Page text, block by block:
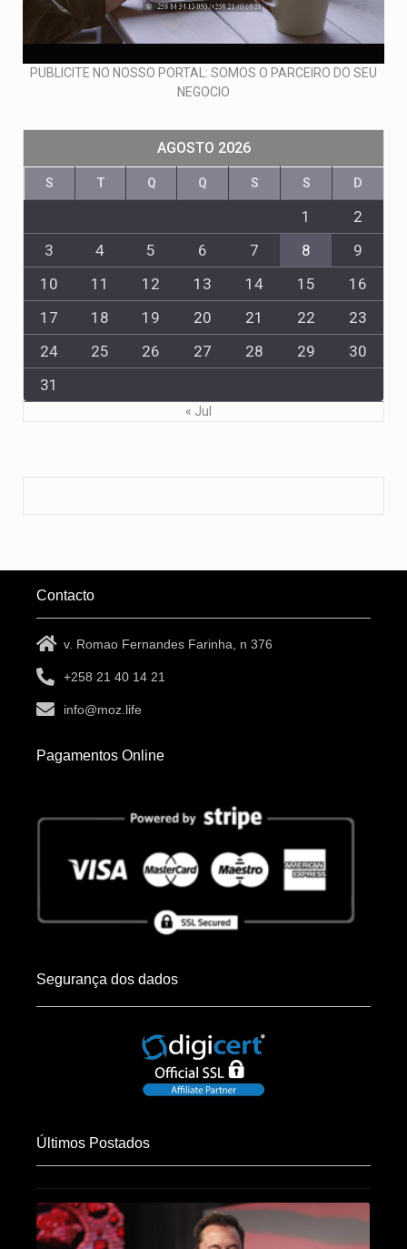
PUBLICITE NO NOSSO PORTAL: SOMOS O PARCEIRO DO SEU
NEGOCIO
AGOSTO 2026
S T Q Q S S D
1
2
3
4 5 6 7 8
9
10
11 12 13 14 15
16
17
18 19 20 21 22
23
24
25 26 27 28 29
30
31
« Jul
Contacto
v. Romao Fernandes Farinha, n 376
+258 21 40 14 21
info@moz.life
Pagamentos Online
Segurança dos dados
Últimos Postados